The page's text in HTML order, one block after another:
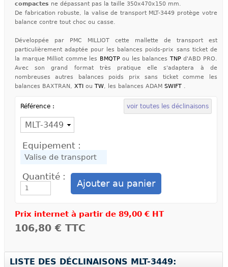
compactes ne dépassant pas la taille 350x470x150 mm.
De fabrication robuste, la valise de transport MLT-3449 protège votre
balance contre tout choc ou casse.
Développée par PMC MILLIOT cette mallette de transport est
particulièrement adaptée pour les balances poids-prix sans ticket de
la marque Milliot comme les BMQTPou les balances TNPd'ABD PRO.
Avec son grand format très pratique elle s'adaptera à de
nombreuses autres balances poids prix sans ticket comme les
balances BAXTRAN, XTI ou TW, les balances ADAM SWIFT .
Référence : voir toutes les déclinaisons
Equipement :
Quantité :
Prix internet à partir de 89,00 € HT
106,80 € TTC
LISTE DES DÉCLINAISONS MLT-3449: